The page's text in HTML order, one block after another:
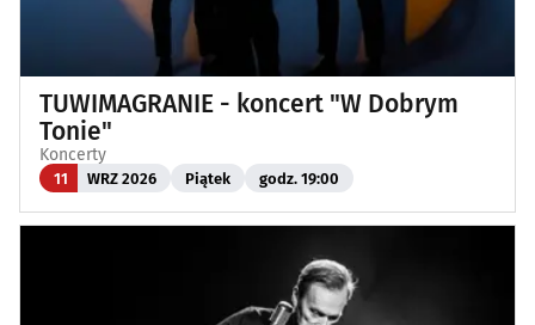
TUWIMAGRANIE - koncert "W Dobrym
Tonie"
Koncerty
11 WRZ 2026 Piątek godz. 19:00